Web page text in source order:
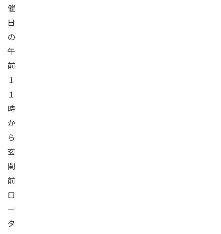
催
日
の
午
前
１
１
時
か
ら
玄
関
前
ロ
ー
タ